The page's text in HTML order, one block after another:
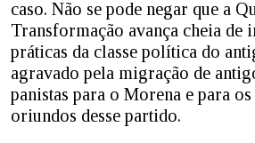
caso. Não se pode negar que a
Transformação avança cheia de
práticas da classe política do
agravado pela migração de
panistas para o Morena e para
oriundos desse partido.